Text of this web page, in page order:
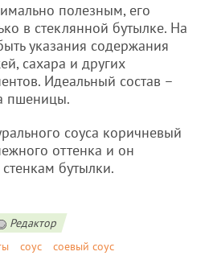
полезным, его
в стеклянной бутылке. На
указания содержания
сахара и других
Идеальный состав –
пшеницы.
соуса коричневый
оттенка и он
бутылки.
Редактор
соус соевый соус